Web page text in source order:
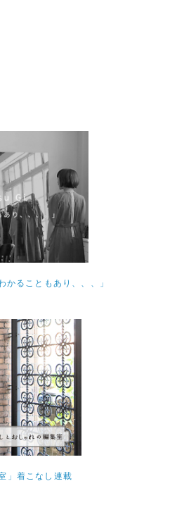
ることもあり、、、」
」着こなし連載